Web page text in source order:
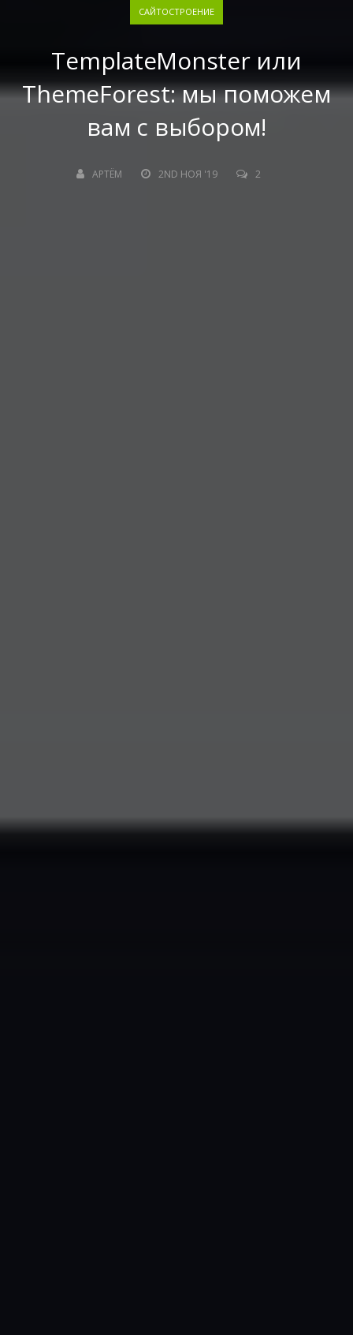
САЙТОСТРОЕНИЕ
TemplateMonster или
ThemeForest: мы поможем
вам с выбором!
АРТЁМ 2ND НОЯ '19 2